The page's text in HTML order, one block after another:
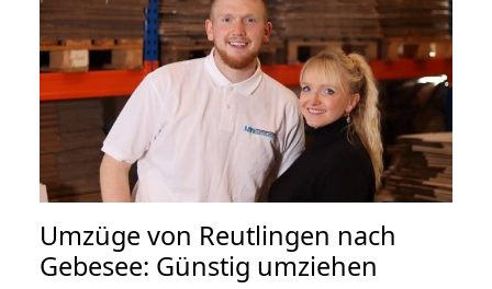
Umzüge von Reutlingen nach
Gebesee: Günstig umziehen